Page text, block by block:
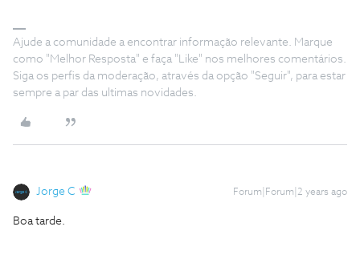
Ajude a comunidade a encontrar informação relevante. Marque
como "Melhor Resposta" e faça "Like" nos melhores comentários.
Siga os perfis da moderação, através da opção "Seguir", para estar
sempre a par das ultimas novidades.
Jorge C Forum|Forum|2 years ago
Boa tarde.